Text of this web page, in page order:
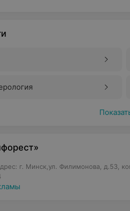
г. Минск,ул. Филимонова, д.53,